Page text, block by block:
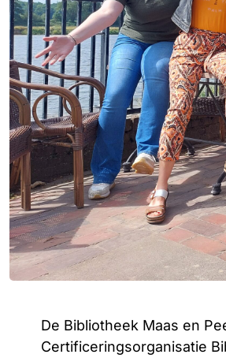
De Bibliotheek Maas en
Certificeringsorganisatie